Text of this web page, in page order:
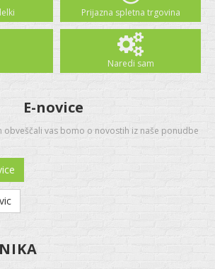
Prijazna spletna trgovina
Naredi sam
E-novice
obveščali vas bomo o novostih iz naše ponudbe